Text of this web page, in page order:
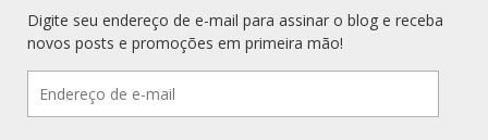
Digite seu endereço de e-mail para assinar o blog e receba
novos posts e promoções em primeira mão!
de